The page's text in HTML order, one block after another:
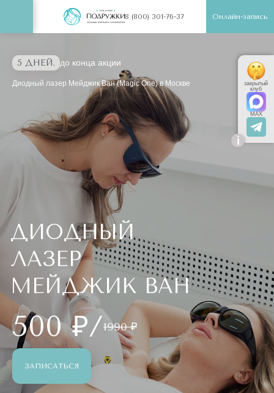
8 (800) 301-76-37 Онлайн-запись
5 ДНЕЙ. до конца акции
Диодный лазер Мейджик Ван (Magic One) в Москве
ДИОДНЫЙ
ЛАЗЕР
МЕЙДЖИК ВАН
500 ₽/1990 ₽
ЗАПИСАТЬСЯ
i
закрытый
клуб
MAX